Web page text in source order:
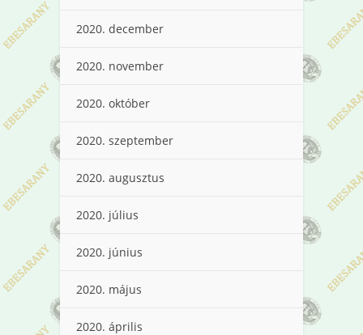
2020. december
2020. november
2020. október
2020. szeptember
2020. augusztus
2020. július
2020. június
2020. május
2020. április